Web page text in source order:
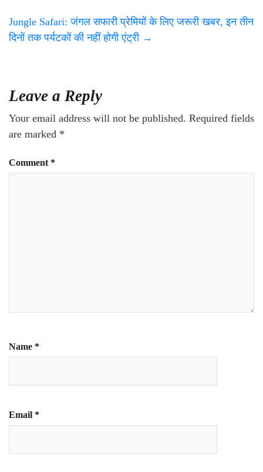
Jungle Safari: जंगल सफारी प्रेमियों के लिए जरूरी खबर, इन तीन
दिनों तक पर्यटकों की नहीं होगी एंट्री →
Leave a Reply
Your email address will not be published. Required fields
are marked *
Comment *
Name *
Email *